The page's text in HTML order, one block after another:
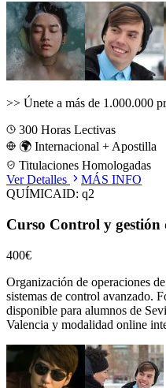
>> Únete a más de 1.000.000
300 Horas Lectivas
🌍 Internacional + Apostilla
Titulaciones Homologadas
Ver Detalles
MÁS INFO
QUÍMICAID: q2
Curso Control y
400€
Organización de operaciones
sistemas de control avanzado.
disponible para alumnos de
Valencia y modalidad online